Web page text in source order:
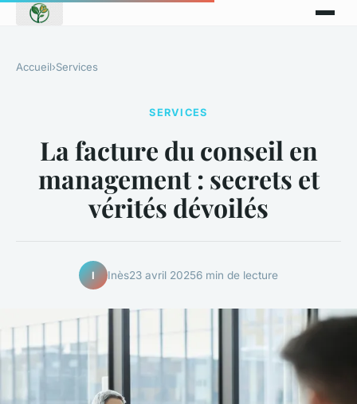
Accueil›Services
SERVICES
La facture du conseil en
management : secrets et
vérités dévoilés
I Inès23 avril 20256 min de lecture